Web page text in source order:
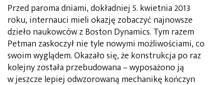
Przed paroma dniami, dokładniej 5. kwietnia 2013
roku, internauci mieli okazję zobaczyć najnowsze
dzieło naukowców z Boston Dynamics. Tym razem
Petman zaskoczył nie tyle nowymi możliwościami, co
swoim wyglądem. Okazało się, że konstrukcja po raz
kolejny została przebudowana – wyposażono ją
w jeszcze lepiej odwzorowaną mechanikę kończyn